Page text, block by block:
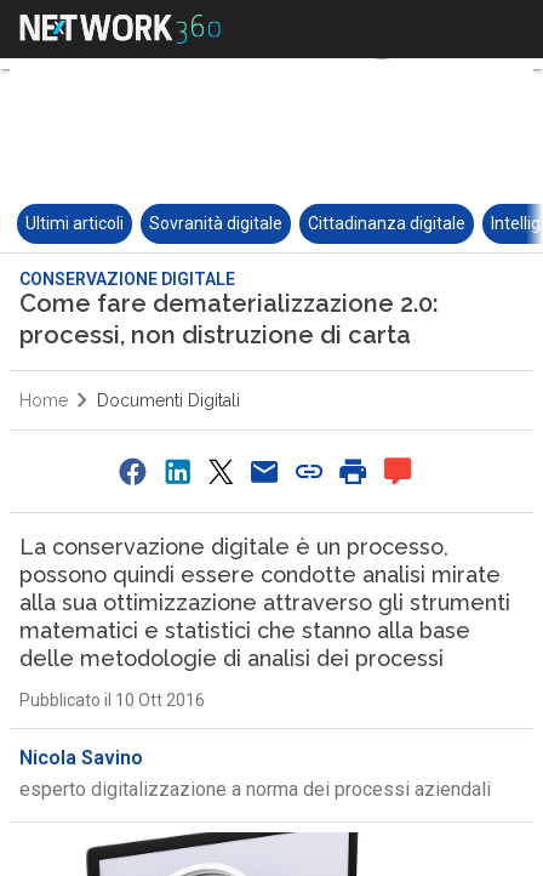
Ultimi articoli Sovranità digitale Cittadinanza digitale
CONSERVAZIONE DIGITALE
Come fare dematerializzazione 2.0:
processi, non distruzione di carta
Home Documenti Digitali
La conservazione digitale è un processo,
possono quindi essere condotte analisi mirate
alla sua ottimizzazione attraverso gli strumenti
matematici e statistici che stanno alla base
delle metodologie di analisi dei processi
Pubblicato il 10 Ott 2016
Nicola Savino
esperto digitalizzazione a norma dei processi aziendali